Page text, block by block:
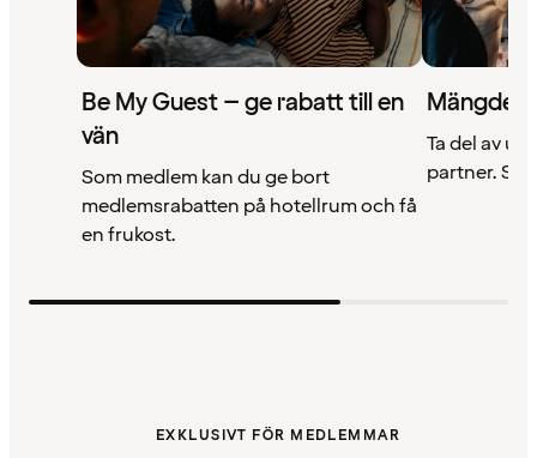
Be My Guest – ge rabatt till en
vän
Som medlem kan du ge bort
medlemsrabatten på hotellrum och få
en frukost.
Mängder
Ta del av
partner. Se
EXKLUSIVT FÖR MEDLEMMAR